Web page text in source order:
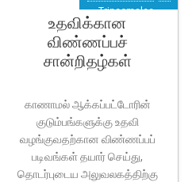
உதவிக்கான
விண்ணப்பச்
சான்றிதழ்கள்
Trincomalee ,
Verugal
(Eachchilampattu)
காணாமல் ஆக்கப்பட்டோரின்
குடும்பங்களுக்கு உதவி
வழங்குவதற்கான விண்ணப்பப்
படிவங்கள் தயார் செய்து,
தொடர்புடைய அலுவலகத்திற்கு